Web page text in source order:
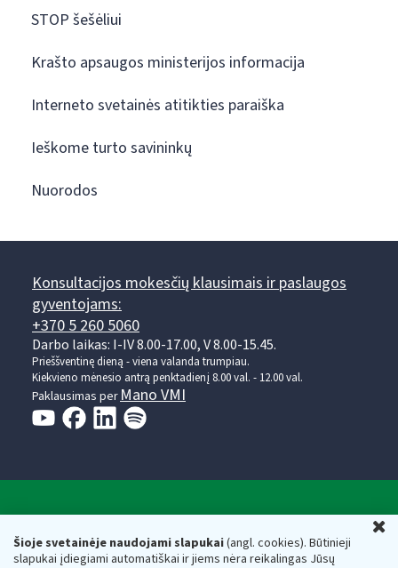
Šioje svetainėje naudojami slapukai(angl. cookies). Būtinieji
slapukai įdiegiami automatiškai ir jiems nėra reikalingas Jūsų
STOP šešėliui
Krašto apsaugos ministerijos informacija
Interneto svetainės atitikties paraiška
Ieškome turto savininkų
Nuorodos
Konsultacijos mokesčių klausimais ir paslaugos
gyventojams:
+370 5 260 5060
Darbo laikas: I-IV 8.00-17.00, V 8.00-15.45.
Prieššventinę dieną - viena valanda trumpiau.
Kiekvieno mėnesio antrą penktadienį 8.00 val. - 12.00 val.
Paklausimas per Mano VMI
Respublikos finansų ministerijos